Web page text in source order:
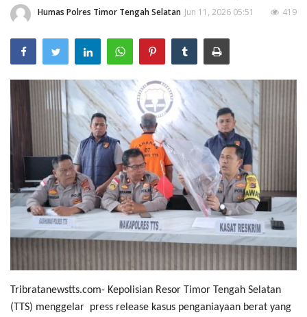
Lantas
Giat Ops
Polisi Kita
Jurnal Kamtibmas
Humas Polres Timor Tengah Selatan Jun 11, 2026 05:51 419
Tribratanewstts.com- Kepolisian Resor Timor Tengah Selatan
(TTS) menggelar press release kasus penganiayaan berat yang